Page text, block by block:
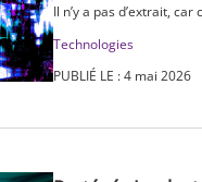
Il n’y a pas d’extrait,
Technologies
PUBLIÉ LE : 4 mai 2026